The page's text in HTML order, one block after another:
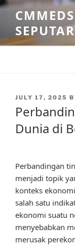
Skip
content
POSTED
JULY 17, 2025
Dunia di
Perbandingan
menjadi topik
konteks
salah satu
ekonomi suatu
menyebabkan
merusak